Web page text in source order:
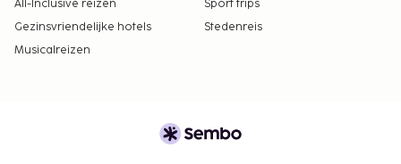
All-Inclusive reizen
Sport trips
Gezinsvriendelijke hotels
Stedenreis
Musicalreizen